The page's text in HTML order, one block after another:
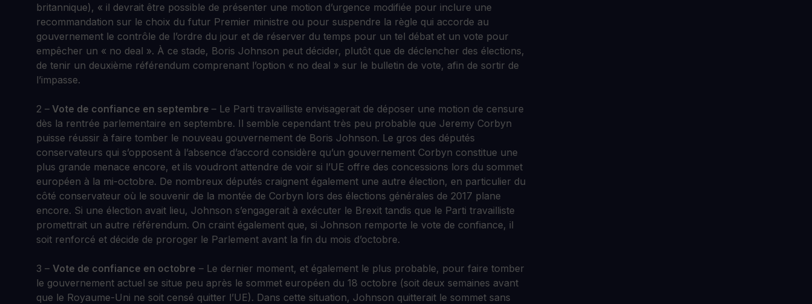
britannique), « il devrait être possible de présenter une motion d’urgence modifiée pour inclure une
recommandation sur le choix du futur Premier ministre ou pour suspendre la règle qui accorde au
gouvernement le contrôle de l’ordre du jour et de réserver du temps pour un tel débat et un vote pour
empêcher un « no deal ». À ce stade, Boris Johnson peut décider, plutôt que de déclencher des élections,
de tenir un deuxième référendum comprenant l’option « no deal » sur le bulletin de vote, afin de sortir de
l’impasse.
2 – Vote de confiance en septembre – Le Parti travailliste envisagerait de déposer une motion de censure
dès la rentrée parlementaire en septembre. Il semble cependant très peu probable que Jeremy Corbyn
puisse réussir à faire tomber le nouveau gouvernement de Boris Johnson. Le gros des députés
conservateurs qui s’opposent à l’absence d’accord considère qu’un gouvernement Corbyn constitue une
plus grande menace encore, et ils voudront attendre de voir si l’UE offre des concessions lors du sommet
européen à la mi-octobre. De nombreux députés craignent également une autre élection, en particulier du
côté conservateur où le souvenir de la montée de Corbyn lors des élections générales de 2017 plane
encore. Si une élection avait lieu, Johnson s’engagerait à exécuter le Brexit tandis que le Parti travailliste
promettrait un autre référendum. On craint également que, si Johnson remporte le vote de confiance, il
soit renforcé et décide de proroger le Parlement avant la fin du mois d’octobre.
3 – Vote de confiance en octobre – Le dernier moment, et également le plus probable, pour faire tomber
le gouvernement actuel se situe peu après le sommet européen du 18 octobre (soit deux semaines avant
que le Royaume-Uni ne soit censé quitter l’UE). Dans cette situation, Johnson quitterait le sommet sans